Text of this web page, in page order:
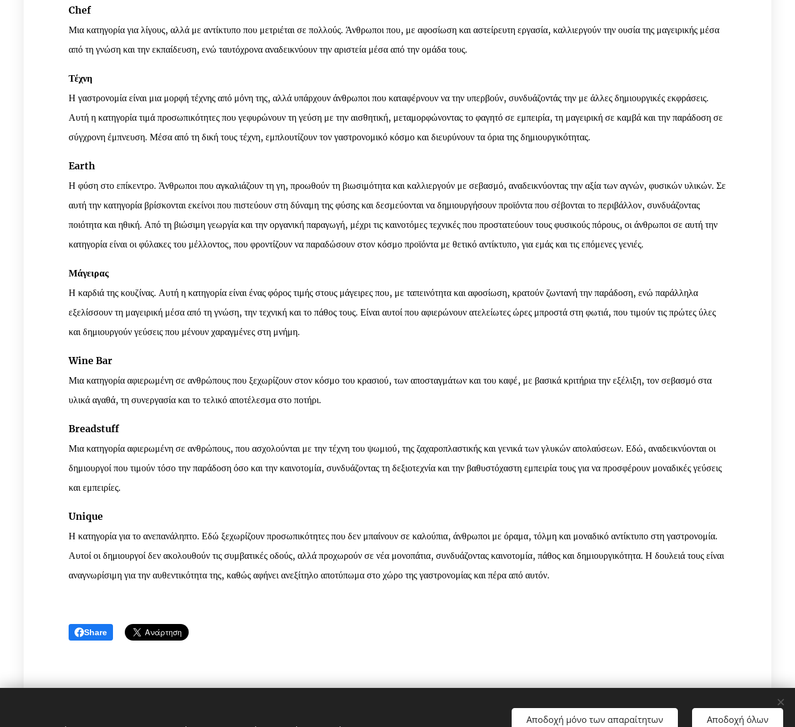
Chef
Μια κατηγορία για λίγους, αλλά με αντίκτυπο που μετριέται σε πολλούς. Άνθρωποι που, με αφοσίωση και αστείρευτη εργασία, καλλιεργούν την ουσία της μαγειρικής μέσα
από τη γνώση και την εκπαίδευση, ενώ ταυτόχρονα αναδεικνύουν την αριστεία μέσα από την ομάδα τους.
Τέχνη
Η γαστρονομία είναι μια μορφή τέχνης από μόνη της, αλλά υπάρχουν άνθρωποι που καταφέρνουν να την υπερβούν, συνδυάζοντάς την με άλλες δημιουργικές εκφράσεις.
Αυτή η κατηγορία τιμά προσωπικότητες που γεφυρώνουν τη γεύση με την αισθητική, μεταμορφώνοντας το φαγητό σε εμπειρία, τη μαγειρική σε καμβά και την παράδοση σε
σύγχρονη έμπνευση. Μέσα από τη δική τους τέχνη, εμπλουτίζουν τον γαστρονομικό κόσμο και διευρύνουν τα όρια της δημιουργικότητας.
Earth
Η φύση στο επίκεντρο. Άνθρωποι που αγκαλιάζουν τη γη, προωθούν τη βιωσιμότητα και καλλιεργούν με σεβασμό, αναδεικνύοντας την αξία των αγνών, φυσικών υλικών. Σε
αυτή την κατηγορία βρίσκονται εκείνοι που πιστεύουν στη δύναμη της φύσης και δεσμεύονται να δημιουργήσουν προϊόντα που σέβονται το περιβάλλον, συνδυάζοντας
ποιότητα και ηθική. Από τη βιώσιμη γεωργία και την οργανική παραγωγή, μέχρι τις καινοτόμες τεχνικές που προστατεύουν τους φυσικούς πόρους, οι άνθρωποι σε αυτή την
κατηγορία είναι οι φύλακες του μέλλοντος, που φροντίζουν να παραδώσουν στον κόσμο προϊόντα με θετικό αντίκτυπο, για εμάς και τις επόμενες γενιές.
Μάγειρας
Η καρδιά της κουζίνας. Αυτή η κατηγορία είναι ένας φόρος τιμής στους μάγειρες που, με ταπεινότητα και αφοσίωση, κρατούν ζωντανή την παράδοση, ενώ παράλληλα
εξελίσσουν τη μαγειρική μέσα από τη γνώση, την τεχνική και το πάθος τους. Είναι αυτοί που αφιερώνουν ατελείωτες ώρες μπροστά στη φωτιά, που τιμούν τις πρώτες ύλες
και δημιουργούν γεύσεις που μένουν χαραγμένες στη μνήμη.
Wine Bar
Μια κατηγορία αφιερωμένη σε ανθρώπους που ξεχωρίζουν στον κόσμο του κρασιού, των αποσταγμάτων και του καφέ, με βασικά κριτήρια την εξέλιξη, τον σεβασμό στα
υλικά αγαθά, τη συνεργασία και το τελικό αποτέλεσμα στο ποτήρι.
Breadstuff
Μια κατηγορία αφιερωμένη σε ανθρώπους, που ασχολούνται με την τέχνη του ψωμιού, της ζαχαροπλαστικής και γενικά των γλυκών απολαύσεων. Εδώ, αναδεικνύονται οι
δημιουργοί που τιμούν τόσο την παράδοση όσο και την καινοτομία, συνδυάζοντας τη δεξιοτεχνία και την βαθυστόχαστη εμπειρία τους για να προσφέρουν μοναδικές γεύσεις
και εμπειρίες.
Unique
Η κατηγορία για το ανεπανάληπτο. Εδώ ξεχωρίζουν προσωπικότητες που δεν μπαίνουν σε καλούπια, άνθρωποι με όραμα, τόλμη και μοναδικό αντίκτυπο στη γαστρονομία.
Αυτοί οι δημιουργοί δεν ακολουθούν τις συμβατικές οδούς, αλλά προχωρούν σε νέα μονοπάτια, συνδυάζοντας καινοτομία, πάθος και δημιουργικότητα. Η δουλειά τους είναι
αναγνωρίσιμη για την αυθεντικότητα της, καθώς αφήνει ανεξίτηλο αποτύπωμα στο χώρο της γαστρονομίας και πέρα από αυτόν.
Share
Αποδοχή μόνο των απαραίτητων Αποδοχή όλων